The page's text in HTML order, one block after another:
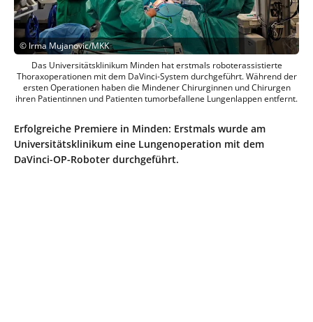
© Irma Mujanovic/MKK
Das Universitätsklinikum Minden hat erstmals roboterassistierte
Thoraxoperationen mit dem DaVinci-System durchgeführt. Während der
ersten Operationen haben die Mindener Chirurginnen und Chirurgen
ihren Patientinnen und Patienten tumorbefallene Lungenlappen entfernt.
Erfolgreiche Premiere in Minden: Erstmals wurde am
Universitätsklinikum eine Lungenoperation mit dem
DaVinci-OP-Roboter durchgeführt.